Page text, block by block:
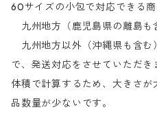
60サイズの小包で対応できる
九州地方（鹿児島県の離島
九州地方以外（沖縄県も含む
で、発送対応をさせていただき
体積で計算するため、大きさ
品数量が少ないです。